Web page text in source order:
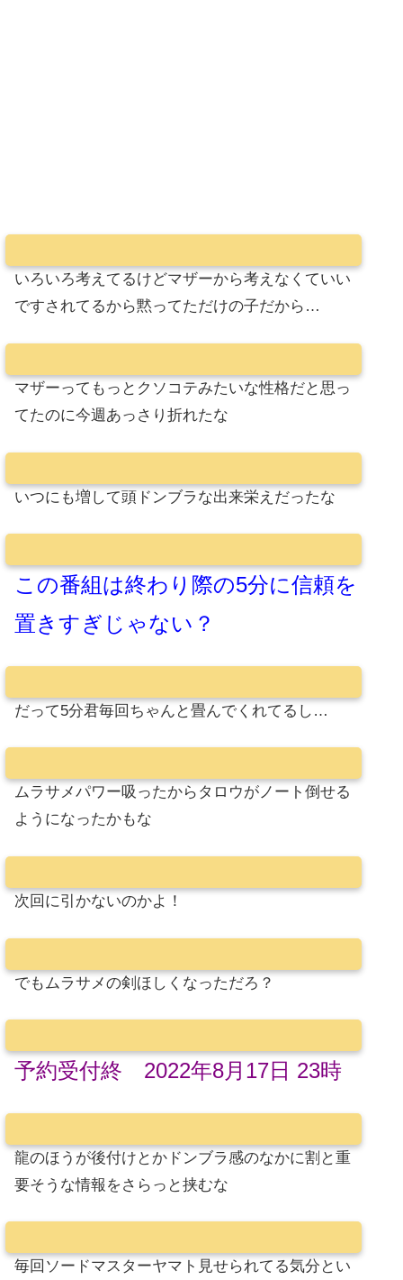
いろいろ考えてるけどマザーから考えなくていい
ですされてるから黙ってただけの子だから…
マザーってもっとクソコテみたいな性格だと思っ
てたのに今週あっさり折れたな
いつにも増して頭ドンブラな出来栄えだったな
この番組は終わり際の5分に信頼を
置きすぎじゃない？
だって5分君毎回ちゃんと畳んでくれてるし…
ムラサメパワー吸ったからタロウがノート倒せる
ようになったかもな
次回に引かないのかよ！
でもムラサメの剣ほしくなっただろ？
予約受付終 2022年8月17日 23時
龍のほうが後付けとかドンブラ感のなかに割と重
要そうな情報をさらっと挟むな
毎回ソードマスターヤマト見せられてる気分とい